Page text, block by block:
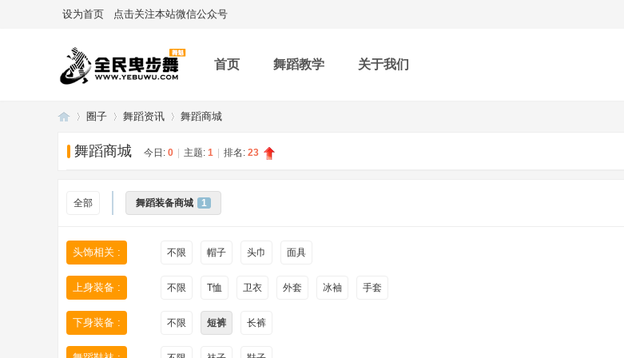
设为首页 点击关注本站微信公众号
首页 舞蹈教学 关于我们
魁
圈子 舞蹈资讯 舞蹈商城
舞蹈商城 今日: 0 主题: 1 排名: 23
全部 舞蹈装备商城 1
头饰相关 : 不限 帽子 头巾 面具
上身装备 : 不限 T恤 卫衣 外套 冰袖 手套
下身装备 : 不限 短裤 长裤